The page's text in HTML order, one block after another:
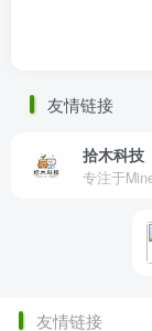
友情链接
拾木科技
友情链接